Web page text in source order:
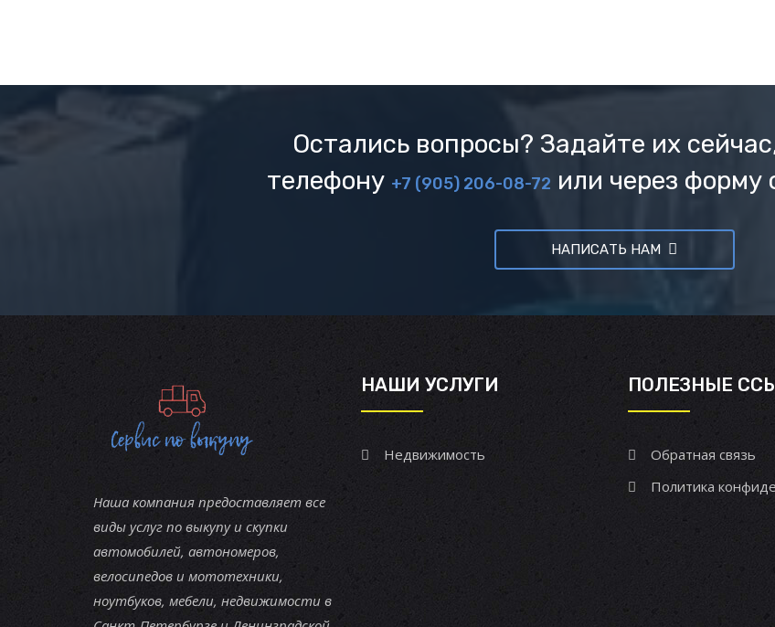
Остались вопросы? Задайте их
телефону +7 (905) 206-08-72 или через форму
НАПИСАТЬ НАМ
Наша компания предоставляет все
виды услуг по выкупу и скупки
автомобилей, автономеров,
велосипедов и мототехники,
ноутбуков, мебели, недвижимости в
НАШИ УСЛУГИ
Недвижимость
ПОЛЕЗНЫЕ
Обратная связь
Политика